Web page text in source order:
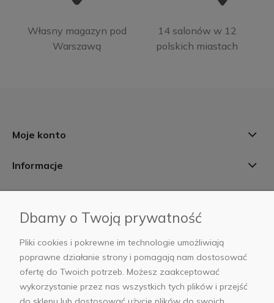
Własny magazyn pod
Warszawą
14 salonów w 12
polskich miastach
Moje konto
Informacje
AB Foto
sklep@abfoto.pl
Dbamy o Twoją prywatność
Pliki cookies i pokrewne im technologie umożliwiają
poprawne działanie strony i pomagają nam dostosować
ofertę do Twoich potrzeb. Możesz zaakceptować
wykorzystanie przez nas wszystkich tych plików i przejść